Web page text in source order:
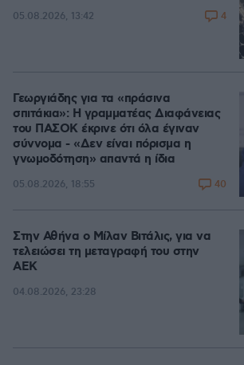
05.08.2026, 13:42 4
Γεωργιάδης για τα «πράσινα
σπιτάκια»: Η γραμματέας Διαφάνειας
του ΠΑΣΟΚ έκρινε ότι όλα έγιναν
σύννομα - «Δεν είναι πόρισμα η
γνωμοδότηση» απαντά η ίδια
05.08.2026, 18:55 40
Στην Αθήνα ο Μίλαν Βιτάλις, για να
τελειώσει τη μεταγραφή του στην
ΑΕΚ
04.08.2026, 23:28